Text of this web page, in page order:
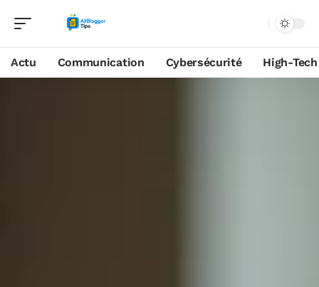
Actu Communication Cybersécurité High-Tech